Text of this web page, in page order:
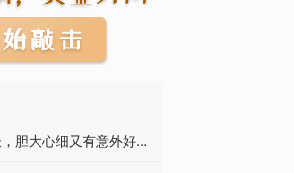
胆大心细又有意外好